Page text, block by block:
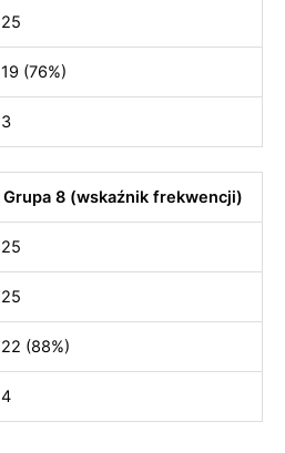
25
19 (76%)
3
Grupa 8 (wskaźnik frekwencji)
25
25
22 (88%)
4